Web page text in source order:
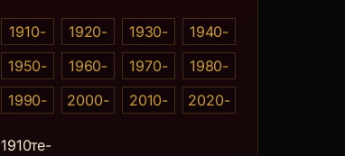
1910- 1920- 1930-
1940-
1950-
1960- 1970-
1980-
1990-
2000- 2010- 2020-
1910те-